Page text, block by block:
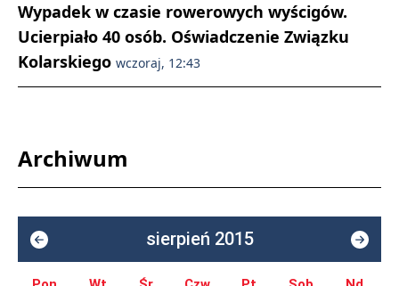
Wypadek w czasie rowerowych wyścigów.
Ucierpiało 40 osób. Oświadczenie Związku
Kolarskiego wczoraj, 12:43
Archiwum
sierpień 2015